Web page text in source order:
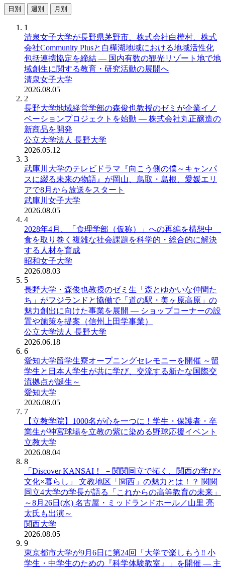
日別 週別 月別
1
清泉女子大学が長野県茅野市、株式会社白樺村、株式
会社Community Plusと白樺湖地域における地域活性化
包括連携協定を締結 ― 国内有数の観光リゾート地で地
域創生に関する教育・研究活動の展開へ
清泉女子大学
2026.08.05
2
長野大学地域経営学部の森俊也教授のゼミが企業イノ
ベーションプロジェクトを始動 ― 株式会社丸正醸造の
新商品を開発
公立大学法人 長野大学
2026.05.12
3
武庫川大学のテレビドラマ『向こう側の僕～キャンパ
スに綴る未来の物語』が岡山、鳥取・島根、愛媛エリ
アで8月から放送をスタート
武庫川女子大学
2026.08.05
4
2028年4月、「食理学部（仮称）」への再編を構想中
食を取り巻く複雑な社会課題を科学的・総合的に解決
する人材を育成
昭和女子大学
2026.08.03
5
長野大学・森俊也教授のゼミ生「森とゆかいな仲間た
ち」がフジランドと協働で「道の駅・美ヶ原高原」の
魅力創出に向けた事業を展開 ― ショップコーナーの設
置や施策を提案（信州上田学事業）
公立大学法人 長野大学
2026.06.18
6
愛知大学留学生寮オープニングセレモニーを開催 ～留
学生と日本人学生が共に学び、交流する新たな国際交
流拠点が誕生～
愛知大学
2026.08.05
7
【立教学院】1000名が心を一つに！学生・保護者・卒
業生が神宮球場を立教の紫に染める野球応援イベント
立教大学
2026.08.04
8
「Discover KANSAI！ －関関同立で拓く、関西の学び×
文化×暮らし」 文教地区「関西」の魅力とは！？ 関関
同立4大学の学長が語る「これからの高等教育の未来」
～8月26日(水) 名古屋・ミッドランドホール／山里 亮
太氏も出演～
関西大学
2026.08.05
9
東京都市大学が9月6日に第24回「大学で楽しもう‼ 小
学生・中学生のための『科学体験教室』」を開催 ― 主